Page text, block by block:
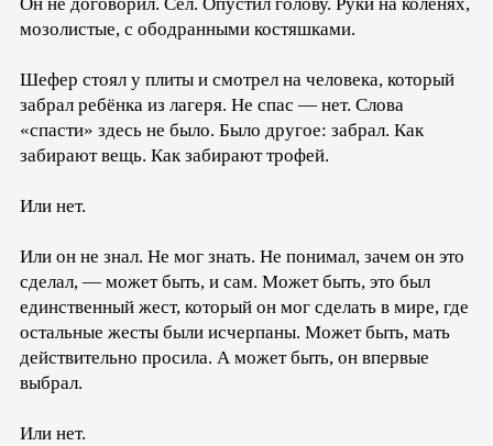
мозолистые, с ободранными костяшками.
Шефер стоял у плиты и смотрел на человека, который
забрал ребёнка из лагеря. Не спас — нет. Слова
«спасти» здесь не было. Было другое: забрал. Как
забирают вещь. Как забирают трофей.
Или нет.
Или он не знал. Не мог знать. Не понимал, зачем он это
сделал, — может быть, и сам. Может быть, это был
единственный жест, который он мог сделать в мире, где
остальные жесты были исчерпаны. Может быть, мать
действительно просила. А может быть, он впервые
выбрал.
Или нет.